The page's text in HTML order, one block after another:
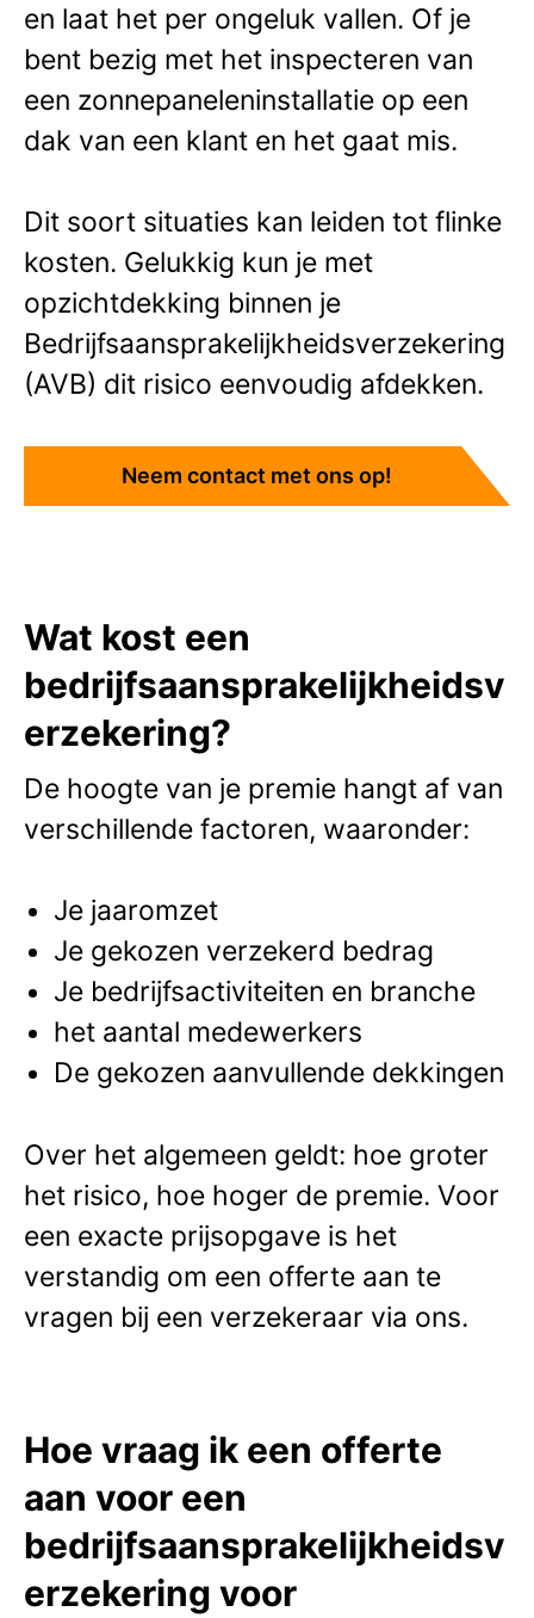
en laat het per ongeluk vallen. Of je
bent bezig met het inspecteren van
een zonnepaneleninstallatie op een
dak van een klant en het gaat mis.
Dit soort situaties kan leiden tot flinke
kosten. Gelukkig kun je met
opzichtdekking binnen je
Bedrijfsaansprakelijkheidsverzekering
(AVB) dit risico eenvoudig afdekken.
Neem contact met ons op!
Wat kost een
bedrijfsaansprakelijkheidsv
erzekering?
De hoogte van je premie hangt af van
verschillende factoren, waaronder:
Je jaaromzet
Je gekozen verzekerd bedrag
Je bedrijfsactiviteiten en branche
het aantal medewerkers
De gekozen aanvullende dekkingen
Over het algemeen geldt: hoe groter
het risico, hoe hoger de premie. Voor
een exacte prijsopgave is het
verstandig om een offerte aan te
vragen bij een verzekeraar via ons.
Hoe vraag ik een offerte
aan voor een
bedrijfsaansprakelijkheidsv
erzekering voor